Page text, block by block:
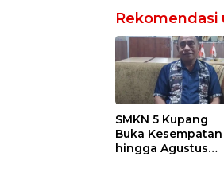
SMKN 5 Kupang
Buka Kesempatan
hingga Agustus